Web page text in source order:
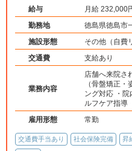
入れた成長企業でプロフェッショ
給与
勤務地
徳島県徳島市
施設形態
その他（自費
交通費
支給あり
業務内容
店舗へ来院さ
（骨盤矯正
ング対応 ・
ルフケア指導
雇用形態
常勤
交通費手当あり 社会保険完備 昇